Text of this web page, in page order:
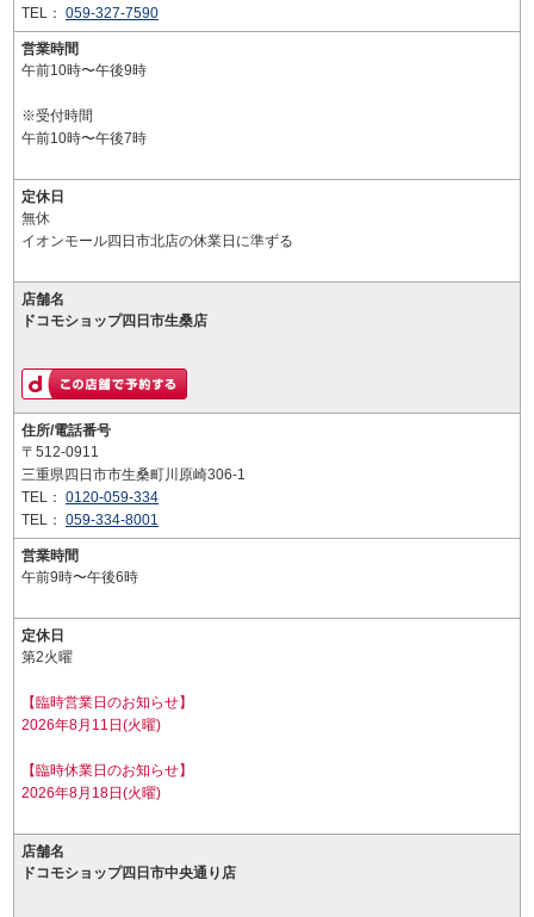
TEL： 059-327-7590
営業時間
午前10時〜午後9時
※受付時間
午前10時〜午後7時
定休日
無休
イオンモール四日市北店の休業日に準ずる
店舗名
ドコモショップ四日市生桑店
住所/電話番号
〒512-0911
三重県四日市市生桑町川原崎306-1
TEL： 0120-059-334
TEL： 059-334-8001
営業時間
午前9時〜午後6時
定休日
第2火曜
【臨時営業日のお知らせ】
2026年8月11日(火曜)
【臨時休業日のお知らせ】
2026年8月18日(火曜)
店舗名
ドコモショップ四日市中央通り店